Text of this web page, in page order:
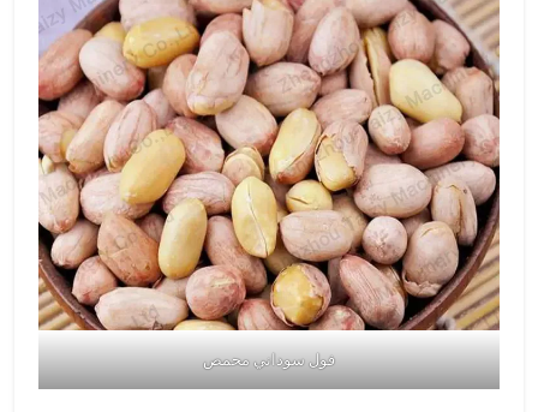
فول سوداني محمص